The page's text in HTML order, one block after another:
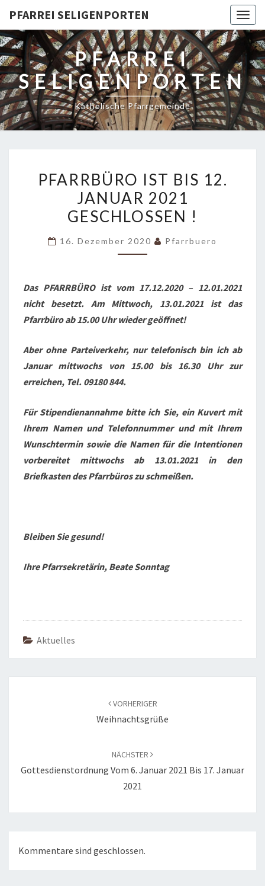
PFARREI SELIGENPORTEN
PFARREI
SELIGENPORTEN
Katholische Pfarrgemeinde
IST
BIS
12.
2021
PFARRBÜRO IST BIS 12.
JANUAR 2021
GESCHLOSSEN !
16. Dezember 2020 Pfarrbuero
Das PFARRBÜRO ist vom 17.12.2020 – 12.01.2021
nicht besetzt. Am Mittwoch, 13.01.2021 ist das
Pfarrbüro ab 15.00 Uhr wieder geöffnet!
Aber ohne Parteiverkehr, nur telefonisch bin ich ab
Januar mittwochs von 15.00 bis 16.30 Uhr zur
erreichen, Tel. 09180 844.
Für Stipendienannahme bitte ich Sie, ein Kuvert mit
Ihrem Namen und Telefonnummer und mit Ihrem
Wunschtermin sowie die Namen für die Intentionen
vorbereitet mittwochs ab 13.01.2021 in den
Briefkasten des Pfarrbüros zu schmeißen.
Bleiben Sie gesund!
Ihre Pfarrsekretärin, Beate Sonntag
Aktuelles
VORHERIGER
Weihnachtsgrüße
NÄCHSTER
Gottesdienstordnung Vom 6. Januar 2021 Bis 17. Januar
2021
Kommentare sind geschlossen.